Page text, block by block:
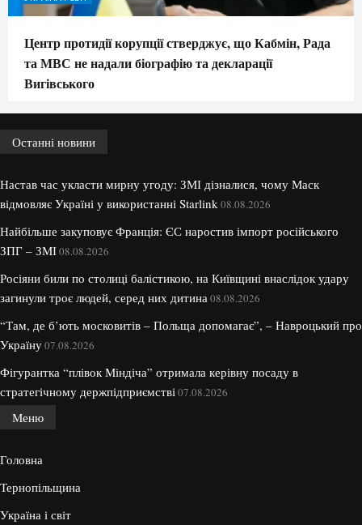
Центр протидії корупції стверджує, що Кабмін, Рада
та МВС не надали біографію та декларації
Вигівського
Останні новини
Настав час укласти мирну угоду: ЗМІ дізналися, чому Маск
відмовляє Україні у використанні Starlink08.08.2026
Найбільше закуповує Франція: ЄС наростив імпорт російського
ЗПГ – ЗМІ08.08.2026
Росіяни били по столиці балістикою, на Київщині внаслідок удару
загинули троє людей, серед них дитина08.08.2026
“Там, де б’ють московитів – Польща допомагає”, – Навроцький про
Україну07.08.2026
Фігурантка “плівок Міндіча” отримала керівну посаду в
стратегічному держпідприємстві07.08.2026
Меню
Головна
Тернопільщина
Україна і світ